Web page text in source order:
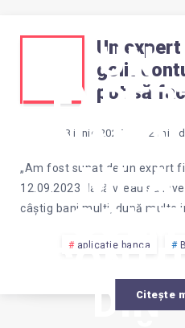
UN
MI-A
GOLIT
DIN
Un
golit
pot să
8 iunie 2025 2 min
„Am fost sunat de un expert
12.09.2023 dacă vreau sa
câștig bani multi, după multe
aplicatie banca
Citește